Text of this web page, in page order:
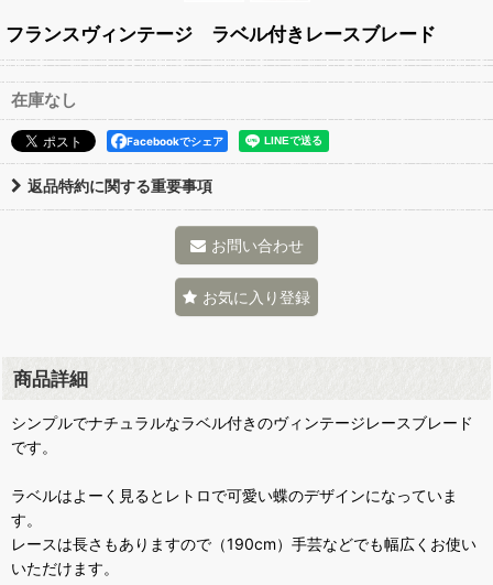
フランスヴィンテージ ラベル付きレースブレード
在庫なし
Facebookでシェア
返品特約に関する重要事項
お問い合わせ
お気に入り登録
商品詳細
シンプルでナチュラルなラベル付きのヴィンテージレースブレード
です。
ラベルはよーく見るとレトロで可愛い蝶のデザインになっていま
す。
レースは長さもありますので（190cm）手芸などでも幅広くお使い
いただけます。